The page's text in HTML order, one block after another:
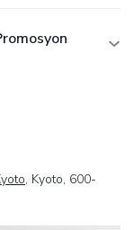
, Kyoto, 600-